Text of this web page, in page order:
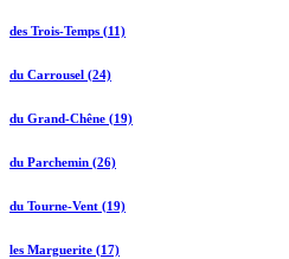
des Trois-Temps (11)
du Carrousel (24)
du Grand-Chêne (19)
du Parchemin (26)
du Tourne-Vent (19)
les Marguerite (17)